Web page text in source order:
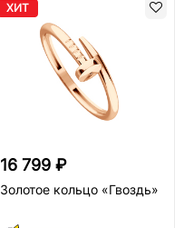
ХИТ
16 799 ₽
Золотое кольцо «Гвоздь»